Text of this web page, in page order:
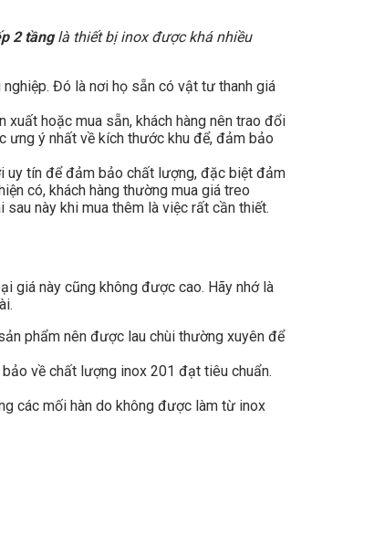
2 tầnglà thiết bị inox được khá nhiều
Đó là nơi họ sẵn có vật tư thanh giá
hoặc mua sẵn, khách hàng nên trao đổi
ưng ý nhất về kích thước khu để, đảm bảo
uy tín để đảm bảo chất lượng, đặc biệt đảm
có, khách hàng thường mua giá treo
này khi mua thêm là việc rất cần thiết.
giá này cũng không được cao. Hãy nhớ là
phẩm nên được lau chùi thường xuyên để
về chất lượng inox 201 đạt tiêu chuẩn.
các mối hàn do không được làm từ inox